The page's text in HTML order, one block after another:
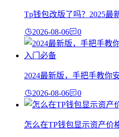
Tp钱包改版了吗？2025最
2026-08-06 0
2024最新版，手把手教你
2026-08-06 0
怎么在TP钱包显示资产价